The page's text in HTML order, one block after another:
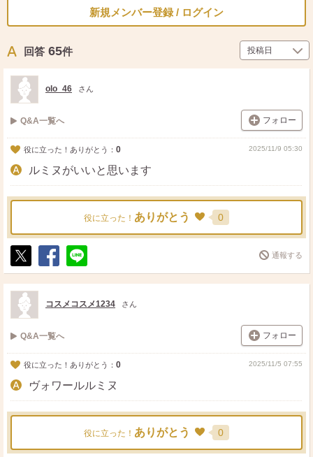
新規メンバー登録 / ログイン
回答 65件
olo_46 さん
Q&A一覧へ フォロー
役に立った！ありがとう： 0 2025/11/9 05:30
ルミヌがいいと思います
役に立った！ ありがとう 0
ポ
ス
ト
シ
ェ
送
る
通報する
コスメコスメ1234 さん
Q&A一覧へ フォロー
役に立った！ありがとう： 0 2025/11/5 07:55
ヴォワールルミヌ
役に立った！ ありがとう 0